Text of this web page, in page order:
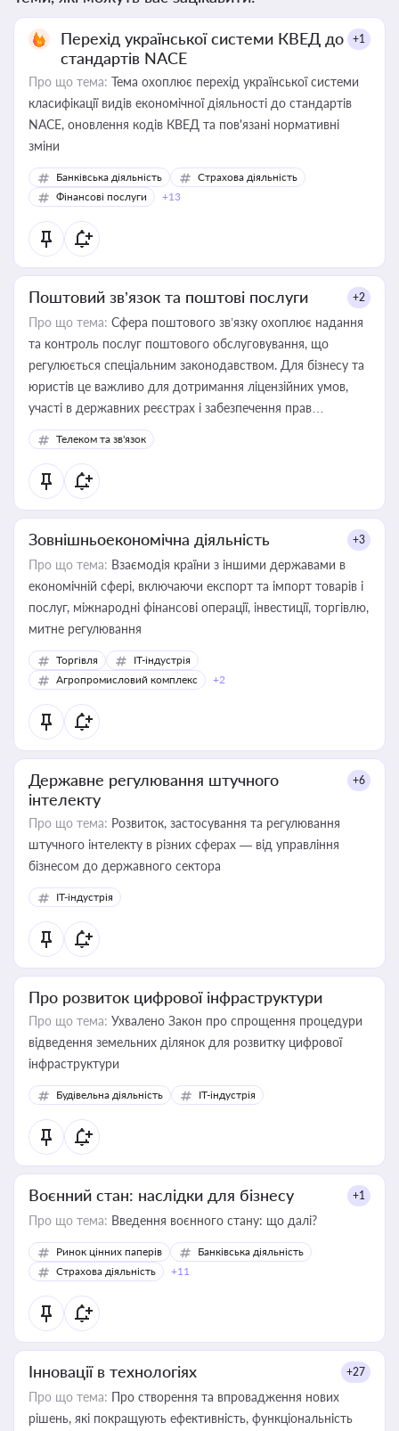
Перехід української системи КВЕД до
стандартів NACE
+1
Про що тема: Тема охоплює перехід української системи
класифікації видів економічної діяльності до стандартів
NACE, оновлення кодів КВЕД та пов'язані нормативні
зміни
Банківська діяльність
Страхова діяльність
Фінансові послуги
+13
Поштовий зв’язок та поштові послуги +2
Про що тема: Сфера поштового зв’язку охоплює надання
та контроль послуг поштового обслуговування, що
регулюється спеціальним законодавством. Для бізнесу та
юристів це важливо для дотримання ліцензійних умов,
участі в державних реєстрах і забезпечення прав
споживачів.
Телеком та зв'язок
Зовнішньоекономічна діяльність +3
Про що тема: Взаємодія країни з іншими державами в
економічній сфері, включаючи експорт та імпорт товарів і
послуг, міжнародні фінансові операції, інвестиції, торгівлю,
митне регулювання
Торгівля
IT-індустрія
Агропромисловий комплекс
+2
Державне регулювання штучного
інтелекту
+6
Про що тема: Розвиток, застосування та регулювання
штучного інтелекту в різних сферах — від управління
бізнесом до державного сектора
IT-індустрія
Про розвиток цифрової інфраструктури
Про що тема: Ухвалено Закон про спрощення процедури
відведення земельних ділянок для розвитку цифрової
інфраструктури
Будівельна діяльність IT-індустрія
Воєнний стан: наслідки для бізнесу +1
Про що тема: Введення воєнного стану: що далі?
Ринок цінних паперів
Банківська діяльність
Страхова діяльність
+11
Інновації в технологіях +27
Про що тема: Про створення та впровадження нових
рішень, які покращують ефективність, функціональність